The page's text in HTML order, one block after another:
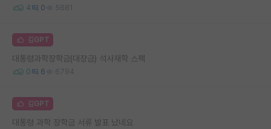
4 0 5681
김GPT
대통령과학장학금(대장금) 석사재학 스펙
0 6 6794
김GPT
대통령 과학 장학금 서류 발표 났네요